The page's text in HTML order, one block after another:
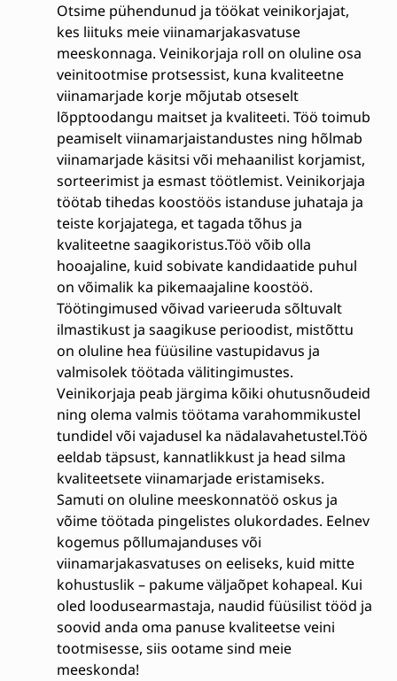
Otsime pühendunud ja töökat veinikorjajat,
kes liituks meie viinamarjakasvatuse
meeskonnaga. Veinikorjaja roll on oluline osa
veinitootmise protsessist, kuna kvaliteetne
viinamarjade korje mõjutab otseselt
lõpptoodangu maitset ja kvaliteeti. Töö toimub
peamiselt viinamarjaistandustes ning hõlmab
viinamarjade käsitsi või mehaanilist korjamist,
sorteerimist ja esmast töötlemist. Veinikorjaja
töötab tihedas koostöös istanduse juhataja ja
teiste korjajatega, et tagada tõhus ja
kvaliteetne saagikoristus.Töö võib olla
hooajaline, kuid sobivate kandidaatide puhul
on võimalik ka pikemaajaline koostöö.
Töötingimused võivad varieeruda sõltuvalt
ilmastikust ja saagikuse perioodist, mistõttu
on oluline hea füüsiline vastupidavus ja
valmisolek töötada välitingimustes.
Veinikorjaja peab järgima kõiki ohutusnõudeid
ning olema valmis töötama varahommikustel
tundidel või vajadusel ka nädalavahetustel.Töö
eeldab täpsust, kannatlikkust ja head silma
kvaliteetsete viinamarjade eristamiseks.
Samuti on oluline meeskonnatöö oskus ja
võime töötada pingelistes olukordades. Eelnev
kogemus põllumajanduses või
viinamarjakasvatuses on eeliseks, kuid mitte
kohustuslik – pakume väljaõpet kohapeal. Kui
oled loodusearmastaja, naudid füüsilist tööd ja
soovid anda oma panuse kvaliteetse veini
tootmisesse, siis ootame sind meie
meeskonda!